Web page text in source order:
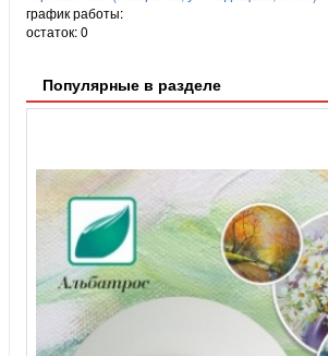
график работы:
остаток:0
Популярные в разделе